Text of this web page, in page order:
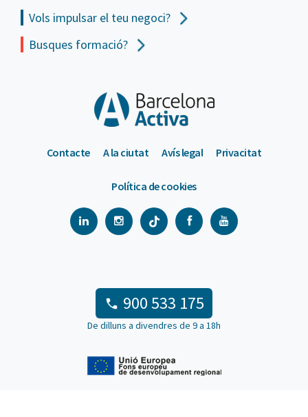
Vols impulsar el teu negoci?
Busques formació?
Contacte A la ciutat Avís legal Privacitat
Política de cookies
900 533 175
De dilluns a divendres de 9 a 18h